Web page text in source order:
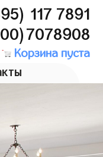
117 7891
Корзина пуста